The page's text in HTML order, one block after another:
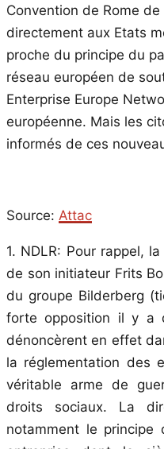
Convention de Rome de
directement aux Etats
proche du principe du
réseau européen de
Enterprise Europe
européenne. Mais les
informés de ces
Source: Attac
1. NDLR: Pour rappel,
de son initiateur Frits
du groupe Bilderberg
forte opposition il y a
dénoncèrent en effet
la réglementation des
véritable arme de
droits sociaux. La
notamment le principe